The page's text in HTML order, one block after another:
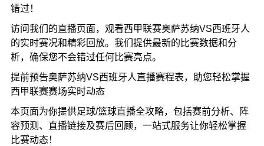
错过！
访问我们的直播页面，观看西甲联赛奥萨苏纳VS西班牙人
的实时赛况和精彩回放。我们提供最新的比赛数据和分
析，确保您不会错过任何比赛亮点。
提前预告奥萨苏纳VS西班牙人直播赛程表，助您轻松掌握
西甲联赛赛场实时动态
本页面为你提供足球/篮球直播全攻略，包括赛前分析、阵
容预测、直播链接及赛后回顾，一站式服务让你轻松掌握
比赛动态！